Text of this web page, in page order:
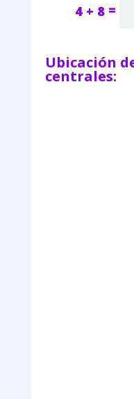
4 + 8 =
Ubicación
centrales: